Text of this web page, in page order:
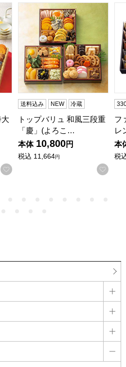
二段重「饗宴」(きょうえん)【4
お気に入りに登録する
トップバリュ 和風三段重「
送料込み NEW 冷蔵
トップバリュ 和風三段重
「慶」(よろこ…
本体 10,800円
税込 11,664円
お気
フ
レ
本
税
詳
詳
詳